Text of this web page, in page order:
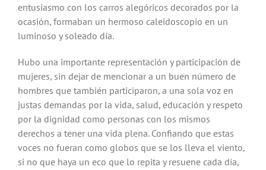
entusiasmo con los carros alegóricos decorados por la
ocasión, formaban un hermoso caleidoscopio en un
luminoso y soleado día.
Hubo una importante representación y participación de
mujeres, sin dejar de mencionar a un buen número de
hombres que también participaron, a una sola voz en
justas demandas por la vida, salud, educación y respeto
por la dignidad como personas con los mismos
derechos a tener una vida plena. Confiando que estas
voces no fueran como globos que se los lleva el viento,
si no que haya un eco que lo repita y resuene cada día,